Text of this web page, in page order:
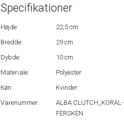
Specifikationer
Højde:
22,5 cm
Bredde:
29 cm
Dybde:
10 cm
Materiale:
Polyester
Køn:
Kvinder
Varenummer:
ALBA CLUTCH_KORAL-
FERSKEN